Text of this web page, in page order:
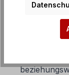
Der H100
Control"